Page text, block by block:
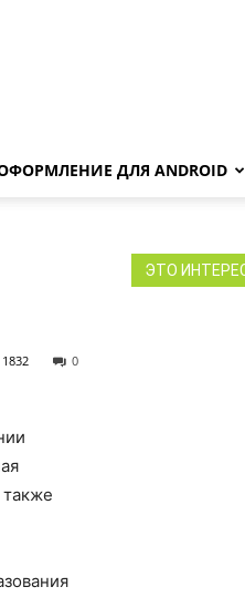
ДЛЯ ANDROID
0
1832
ЭТО